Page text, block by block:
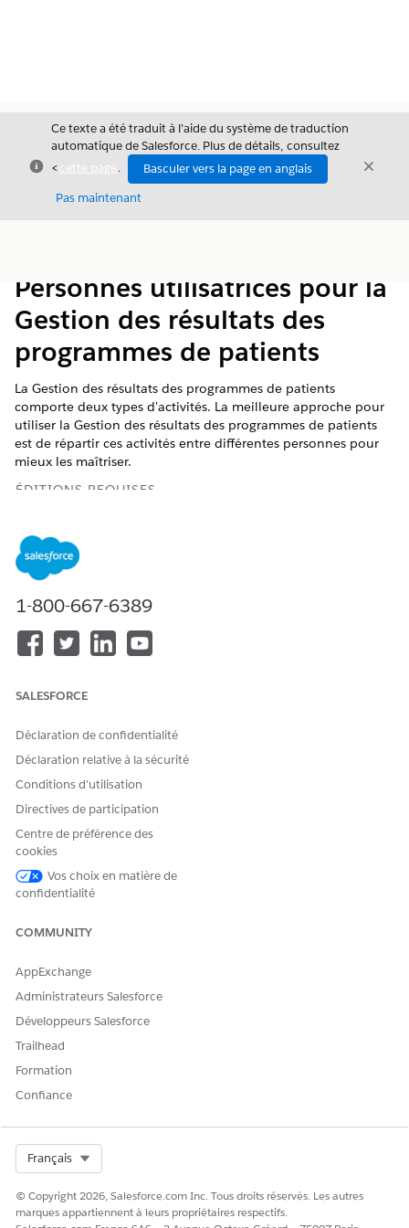
Fermer
Ce texte a été traduit à l’aide du système de traduction
automatique de Salesforce. Plus de détails, consultez
<cette page .
Basculer vers la page en anglais
Pas maintenant
Fermer
Personnes utilisatrices pour la
Gestion des résultats des
programmes de patients
La Gestion des résultats des programmes de patients
comporte deux types d'activités. La meilleure approche pour
utiliser la Gestion des résultats des programmes de patients
est de répartir ces activités entre différentes personnes pour
mieux les maîtriser.
ÉDITIONS REQUISES
Disponible avec : Lightning Experience
Disponible avec :
avec Health Cloud ou Life Sciences Cloud, et les licences
complémentaires Plate-forme Einstein GPT et Générateur
de répliques Einstein GPT
Configuration des données – Administrateur Salesforce :
avec les données correspondantes. Il définit les
programmes, et établit les résultats ainsi que les
de programme peuvent également générer des résumés
des résultats du programme et du patient, et prendre des
mesures préventives pour atténuer les risques.
Suivi de la progression des patients – Utilisateur standard :
Les représentants des services aux patients communiquent
dans leur parcours de soins, suivent la progression des
patients et génèrent le résumé des résultats des patients.
préventives si les patients ne sont pas en bonne voie
1-800-667-6389
SALESFORCE
Déclaration de confidentialité
Déclaration relative à la sécurité
Conditions d’utilisation
Directives de participation
Centre de préférence des
cookies
Vos choix en matière de
confidentialité
COMMUNITY
AppExchange
Administrateurs Salesforce
Développeurs Salesforce
Trailhead
Formation
Confiance
Français
© Copyright 2026, Salesforce.com Inc. Tous droits réservés. Les autres
marques appartiennent à leurs propriétaires respectifs.